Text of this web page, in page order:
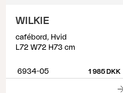
WILKIE
cafébord, Hvid
L72 W72 H73 cm
6934-05 1 985 DKK